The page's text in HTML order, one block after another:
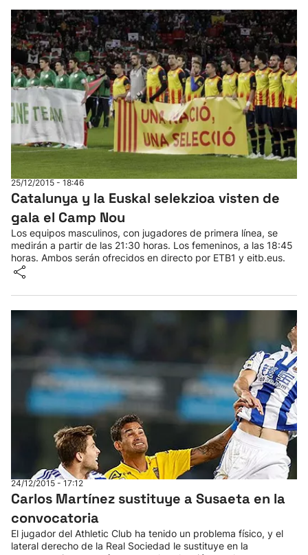
25/12/2015 - 18:46
Catalunya y la Euskal selekzioa visten de
gala el Camp Nou
Los equipos masculinos, con jugadores de primera línea, se
medirán a partir de las 21:30 horas. Los femeninos, a las 18:45
horas. Ambos serán ofrecidos en directo por ETB1 y eitb.eus.
24/12/2015 - 17:12
Carlos Martínez sustituye a Susaeta en la
convocatoria
El jugador del Athletic Club ha tenido un problema físico, y el
lateral derecho de la Real Sociedad le sustituye en la